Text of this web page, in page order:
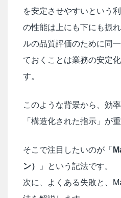
を安定させやすいという
の性能は上にも下にも振
ルの品質評価のために同
ておくことは業務の安定
す。
このような背景から、効
「構造化された指示」が
そこで注目したいのが「
ン）
」という記法です。
次に、よくある失敗と、